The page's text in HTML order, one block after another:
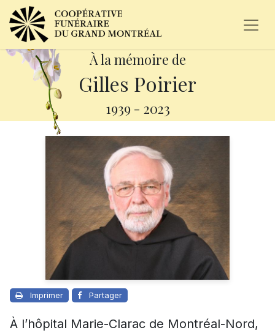
À la mémoire de
Gilles Poirier
1939 - 2023
Imprimer Partager
À l’hôpital Marie-Clarac de Montréal-Nord,